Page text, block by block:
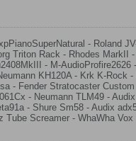
- Roland
Triton Rack - Rhodes MarkII
- M-AudioProfire2626
KH120A - Krk K-Rock -
- Fender Stratocaster
- Neumann TLM49 -
- Shure Sm58 - Audix
Tube Screamer - WhaWha